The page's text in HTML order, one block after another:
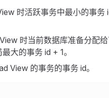
时活跃事务中最小的事务
时当前数据库准备分配
大的事务 id + 1。
View 的事务的事务 id。